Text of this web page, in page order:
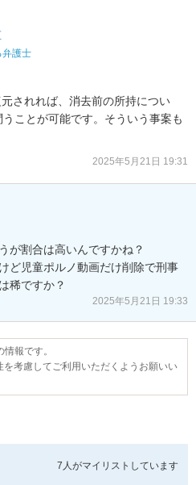
弁護士
されれば、消去前の所持につい
ことが可能です。そういう事案も
2025年5月21日 19:31
が割合は高いんですかね？
ど児童ポルノ動画だけ削除で刑事
稀ですか？
2025年5月21日 19:33
報です。
を考慮してご利用いただくようお願いい
7人がマイリストしています